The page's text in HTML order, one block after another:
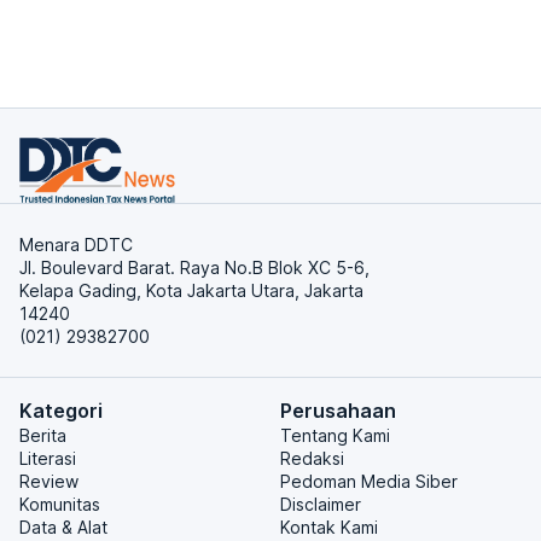
Menara DDTC
Jl. Boulevard Barat. Raya No.B Blok XC 5-6,
Kelapa Gading, Kota Jakarta Utara, Jakarta
14240
(021) 29382700
Kategori
Berita
Literasi
Review
Komunitas
Data & Alat
Perusahaan
Tentang Kami
Redaksi
Pedoman Media Siber
Disclaimer
Kontak Kami